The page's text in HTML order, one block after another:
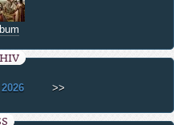
2026 >>